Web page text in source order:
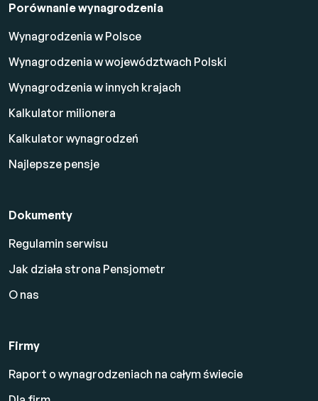
Porównanie wynagrodzenia
Wynagrodzenia w Polsce
Wynagrodzenia w województwach Polski
Wynagrodzenia w innych krajach
Kalkulator milionera
Kalkulator wynagrodzeń
Najlepsze pensje
Dokumenty
Regulamin serwisu
Jak działa strona Pensjometr
O nas
Firmy
Raport o wynagrodzeniach na całym świecie